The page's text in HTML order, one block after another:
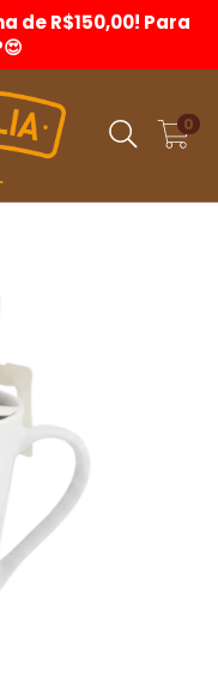
de R$150,00! Para
0